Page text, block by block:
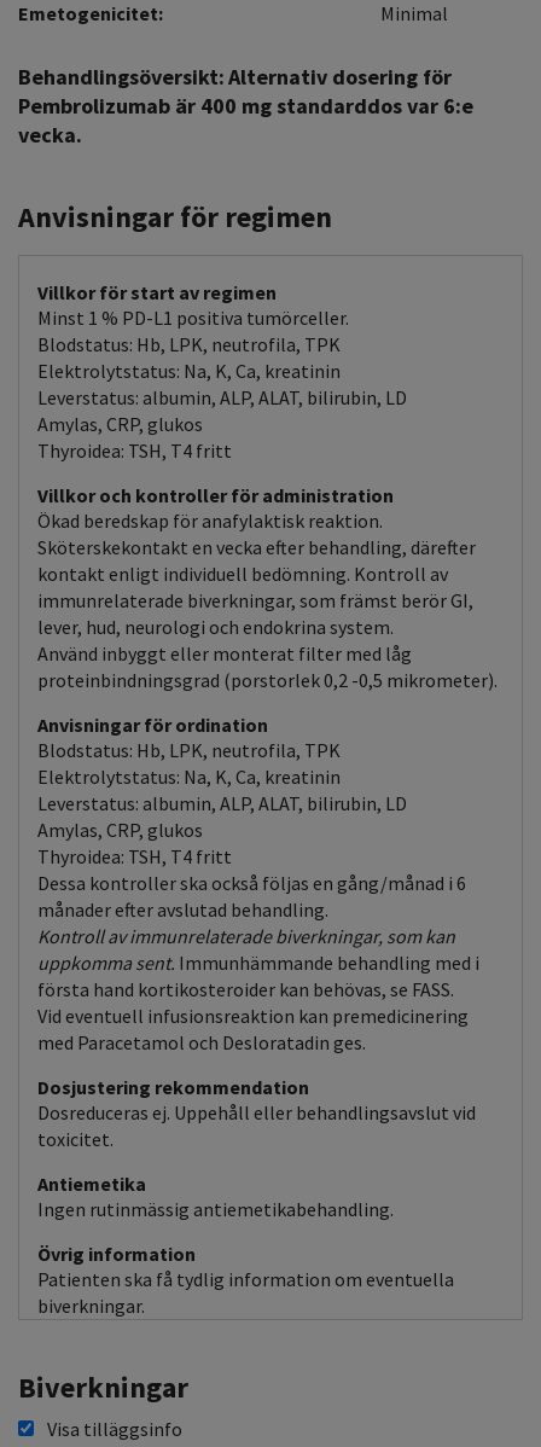
Emetogenicitet: Minimal
Behandlingsöversikt:Alternativ dosering för
Pembrolizumab är 400 mg standarddos var 6:e
vecka.
Anvisningar för regimen
Villkor för start av regimen
Minst 1 % PD-L1 positiva tumörceller.
Blodstatus: Hb, LPK, neutrofila, TPK
Elektrolytstatus: Na, K, Ca, kreatinin
Leverstatus: albumin, ALP, ALAT, bilirubin, LD
Amylas, CRP, glukos
Thyroidea: TSH, T4 fritt
Villkor och kontroller för administration
Ökad beredskap för anafylaktisk reaktion.
Sköterskekontakt en vecka efter behandling, därefter
kontakt enligt individuell bedömning. Kontroll av
immunrelaterade biverkningar, som främst berör GI,
lever, hud, neurologi och endokrina system.
Använd inbyggt eller monterat filter med låg
proteinbindningsgrad (porstorlek 0,2 -0,5 mikrometer).
Anvisningar för ordination
Blodstatus: Hb, LPK, neutrofila, TPK
Elektrolytstatus: Na, K, Ca, kreatinin
Leverstatus: albumin, ALP, ALAT, bilirubin, LD
Amylas, CRP, glukos
Thyroidea: TSH, T4 fritt
Dessa kontroller ska också följas en gång/månad i 6
månader efter avslutad behandling.
Kontroll av immunrelaterade biverkningar, som kan
uppkomma sent. Immunhämmande behandling med i
första hand kortikosteroider kan behövas, se FASS.
Vid eventuell infusionsreaktion kan premedicinering
med Paracetamol och Desloratadin ges.
Dosjustering rekommendation
Dosreduceras ej. Uppehåll eller behandlingsavslut vid
toxicitet.
Antiemetika
Ingen rutinmässig antiemetikabehandling.
Övrig information
Patienten ska få tydlig information om eventuella
biverkningar.
Biverkningar
Visa tilläggsinfo